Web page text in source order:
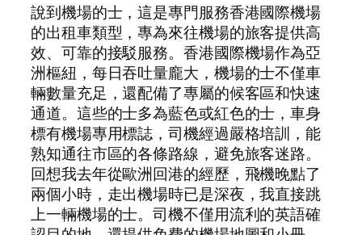
說到機場的士，這是專門服務香港國際機場
的出租車類型，專為來往機場的旅客提供高
效、可靠的接駁服務。香港國際機場作為亞
洲樞紐，每日吞吐量龐大，機場的士不僅車
輛數量充足，還配備了專屬的候客區和快速
通道。這些的士多為藍色或紅色的士，車身
標有機場專用標誌，司機經過嚴格培訓，能
熟知通往市區的各條路線，避免旅客迷路。
回想我去年從歐洲回港的經歷，飛機晚點了
兩個小時，走出機場時已是深夜，我直接跳
上一輛機場的士。司機不僅用流利的英語確